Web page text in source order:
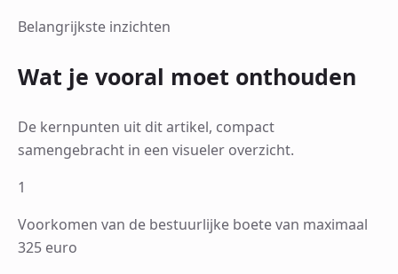
Belangrijkste inzichten
Wat je vooral moet onthouden
De kernpunten uit dit artikel, compact
samengebracht in een visueler overzicht.
1
Voorkomen van de bestuurlijke boete van maximaal
325 euro